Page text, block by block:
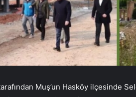
Muş’un Hasköy ilçesinde